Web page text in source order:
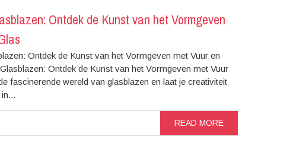
Ontdek de Kunst van het Vormgeven
Ontdek de Kunst van het Vormgeven met Vuur en
Ontdek de Kunst van het Vormgeven met Vuur
fascinerende wereld van glasblazen en laat je creativiteit
READ MORE